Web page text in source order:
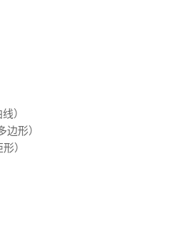
）
形）
）